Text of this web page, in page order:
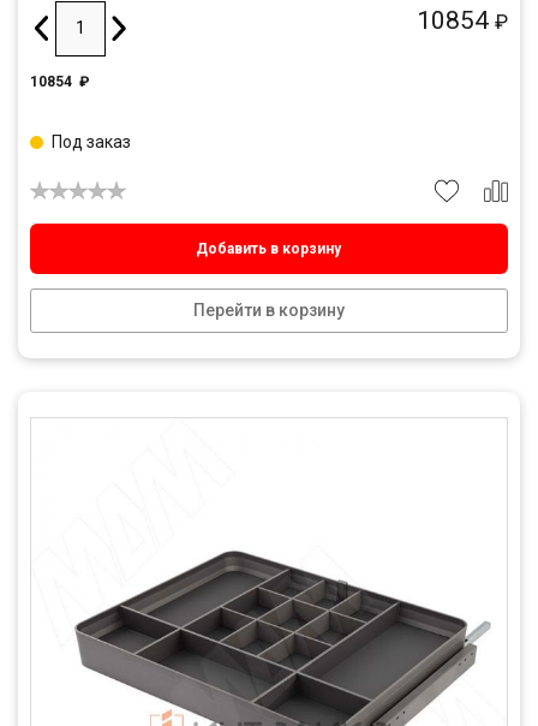
10854 ₽
10854 ₽
Добавить в корзину
Перейти в корзину
Под заказ